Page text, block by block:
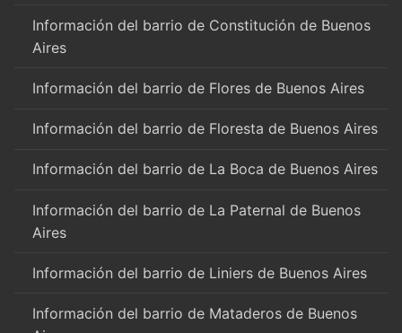
Información del barrio de Constitución de Buenos
Aires
Información del barrio de Flores de Buenos Aires
Información del barrio de Floresta de Buenos Aires
Información del barrio de La Boca de Buenos Aires
Información del barrio de La Paternal de Buenos
Aires
Información del barrio de Liniers de Buenos Aires
Información del barrio de Mataderos de Buenos